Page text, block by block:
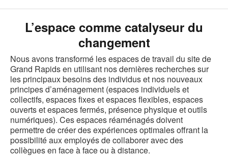
L’espace comme catalyseur du
changement
Nous avons transformé les espaces de travail du site de
Grand Rapids en utilisant nos dernières recherches sur
les principaux besoins des individus et nos nouveaux
principes d’aménagement (espaces individuels et
collectifs, espaces fixes et espaces flexibles, espaces
ouverts et espaces fermés, présence physique et outils
numériques). Ces espaces réaménagés doivent
permettre de créer des expériences optimales offrant la
possibilité aux employés de collaborer avec des
collègues en face à face ou à distance.